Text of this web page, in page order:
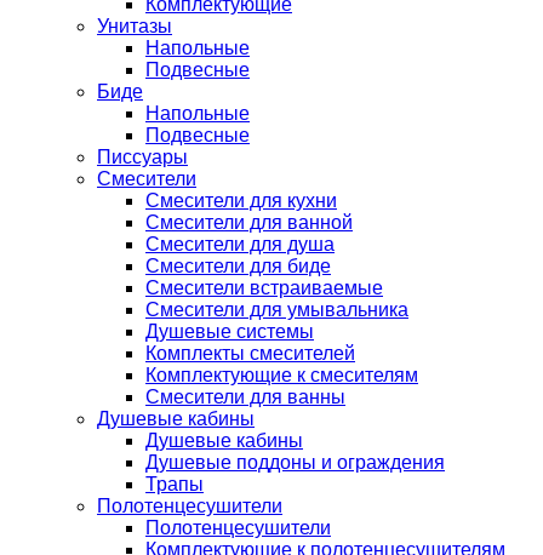
Комплектующие
Унитазы
Напольные
Подвесные
Биде
Напольные
Подвесные
Писсуары
Смесители
Смесители для кухни
Смесители для ванной
Смесители для душа
Смесители для биде
Смесители встраиваемые
Смесители для умывальника
Душевые системы
Комплекты смесителей
Комплектующие к смесителям
Смесители для ванны
Душевые кабины
Душевые кабины
Душевые поддоны и ограждения
Трапы
Полотенцесушители
Полотенцесушители
Комплектующие к полотенцесушителям